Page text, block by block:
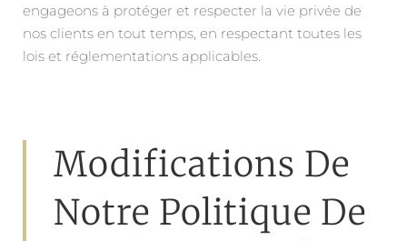
engageons à protéger et respecter la vie privée de
nos clients en tout temps, en respectant toutes les
lois et réglementations applicables.
Modifications De
Notre Politique De